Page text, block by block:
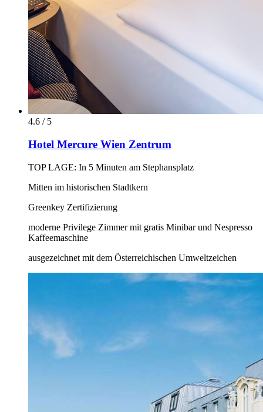
4.6 / 5
Hotel Mercure Wien Zentrum
TOP LAGE: In 5 Minuten am Stephansplatz
Mitten im historischen Stadtkern
Greenkey Zertifizierung
moderne Privilege Zimmer mit gratis Minibar und Nespresso
Kaffeemaschine
ausgezeichnet mit dem Österreichischen Umweltzeichen